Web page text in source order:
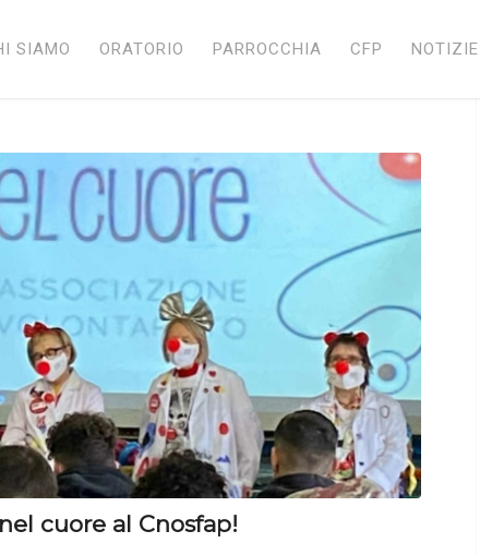
SIAMO ORATORIO PARROCCHIA CFP NOTIZIE
cuore al Cnosfap!